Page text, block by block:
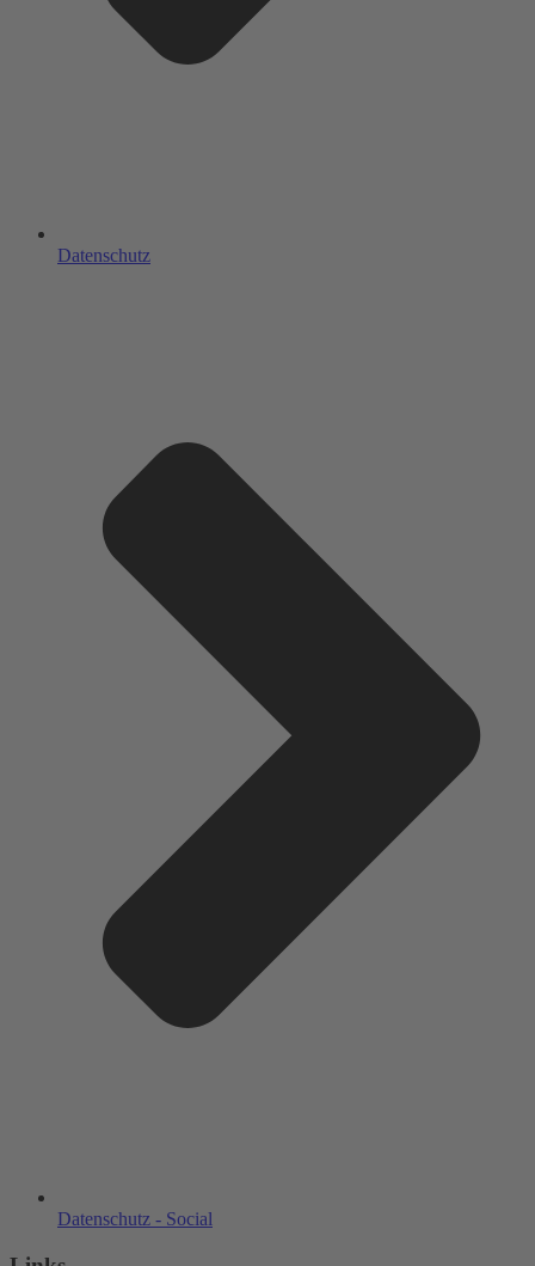
Datenschutz
Datenschutz - Social